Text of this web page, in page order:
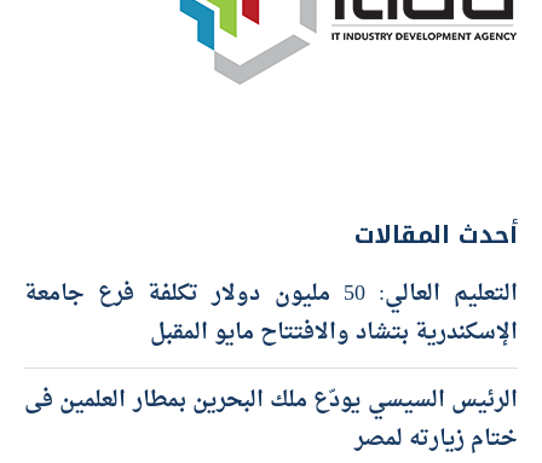
أحدث المقالات
التعليم العالي: 50 مليون دولار تكلفة فرع جامعة
الإسكندرية بتشاد والافتتاح مايو المقبل
الرئيس السيسي يودّع ملك البحرين بمطار العلمين فى
ختام زيارته لمصر